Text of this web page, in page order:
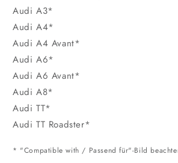
Audi A3*
Audi A4*
Audi A4 Avant*
Audi A6*
Audi A6 Avant*
Audi A8*
Audi TT*
Audi TT Roadster*
* "Compatible with / Passend für"-Bild